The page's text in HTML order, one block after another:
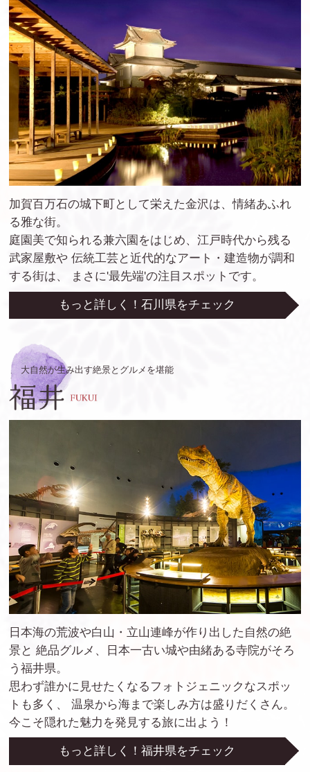
加賀百万石の城下町として栄えた金沢は、情緒あふれ
る雅な街。
庭園美で知られる兼六園をはじめ、江戸時代から残る
武家屋敷や 伝統工芸と近代的なアート・建造物が調和
する街は、
まさに'最先端'の注目スポットです。
もっと詳しく！石川県をチェック
大自然が生み出す絶景とグルメを堪能
日本海の荒波や白山・立山連峰が作り出した自然の絶
景と 絶品グルメ、日本一古い城や由緒ある寺院がそろ
う福井県。
思わず誰かに見せたくなるフォトジェニックなスポッ
トも多く、
温泉から海まで楽しみ方は盛りだくさん。
今こそ隠れた魅力を発見する旅に出よう！
もっと詳しく！福井県をチェック